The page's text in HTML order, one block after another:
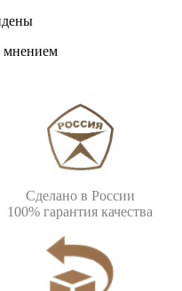
мнением
Сделано в России
100% гарантия качества